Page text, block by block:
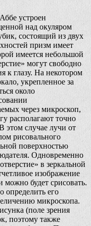
устроен
над окуляром
состоящий из двух
призм имеет
имеется небольшой
могут свободно
к глазу. На некотором
укрепленное за
около
через микроскоп,
располагают точно
этом случае лучи от
рисовального
поверхностью
Одновременно
в зеркальной
изображение
можно будет срисовать.
определить его
микроскопа.
(поле зрения
поэтому также